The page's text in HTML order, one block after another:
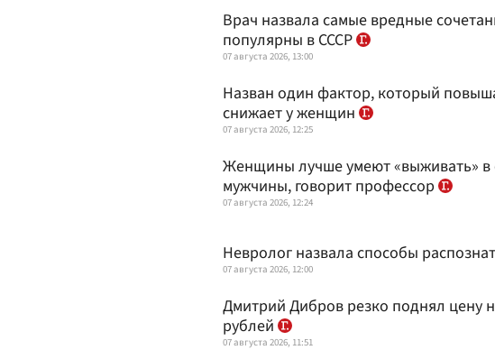
Врач назвала самые вредные
популярны в СССР
07 августа 2026, 13:00
Назван один фактор, который
снижает у женщин
07 августа 2026, 12:25
Женщины лучше умеют «выживать» в
мужчины, говорит профессор
07 августа 2026, 12:24
Невролог назвала способы
07 августа 2026, 12:00
Дмитрий Дибров резко поднял цену
рублей
07 августа 2026, 11:51